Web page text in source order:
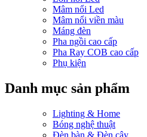
Mâm nổi Led
Mâm nổi viền màu
Máng đèn
Pha ngồi cao cấp
Pha Ray COB cao cấp
Phụ kiện
Danh mục sản phẩm
Lighting & Home
Bóng nghệ thuật
Đèn bàn & Đèn cây